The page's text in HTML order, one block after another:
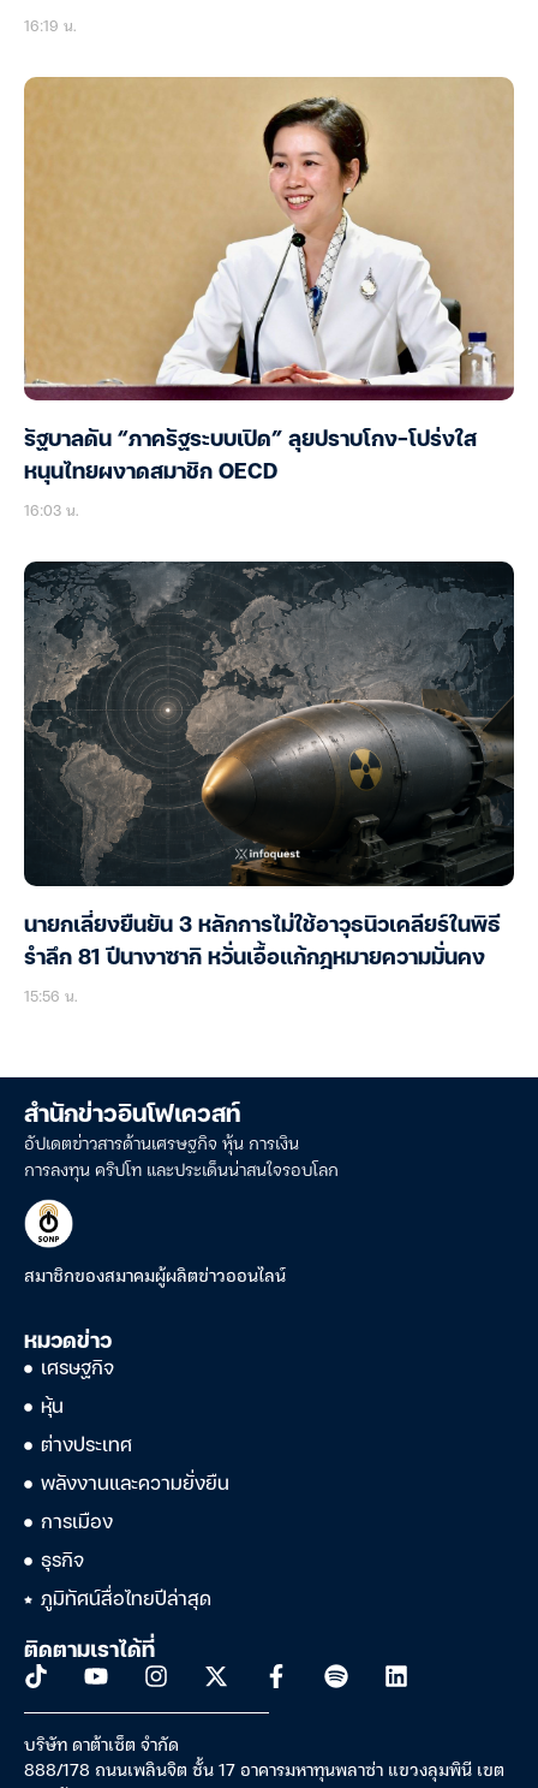
16:19 น.
รัฐบาลดัน “ภาครัฐระบบเปิด” ลุยปราบโกง-โปร่งใส
หนุนไทยผงาดสมาชิก OECD
16:03 น.
นายกเลี่ยงยืนยัน 3 หลักการไม่ใช้อาวุธนิวเคลียร์ในพิธี
รำลึก 81 ปีนางาซากิ หวั่นเอื้อแก้กฎหมายความมั่นคง
15:56 น.
สำนักข่าวอินโฟเควสท์
อัปเดตข่าวสารด้านเศรษฐกิจ หุ้น การเงิน
การลงทุน คริปโท และประเด็นน่าสนใจรอบโลก
สมาชิกของสมาคมผู้ผลิตข่าวออนไลน์
หมวดข่าว
เศรษฐกิจ
หุ้น
ต่างประเทศ
พลังงานและความยั่งยืน
การเมือง
ธุรกิจ
ภูมิทัศน์สื่อไทยปีล่าสุด
ติดตามเราได้ที่
บริษัท ดาต้าเซ็ต จำกัด
888/178 ถนนเพลินจิต ชั้น 17 อาคารมหาทุนพลาซ่า แขวงลุมพินี เขต